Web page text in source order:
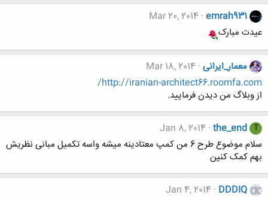
emrah931
Mar 20, 2014
عیدت مبارک
معمار_ایرانی Mar 18, 2014
http://iranian-architect66.roomfa.com/
از وبلاگ من دیدن فرمایید.
T
the_end
Jan 8, 2014
سلام موضوع طرح 6 من کمپ معتادینه میشه واسه تکمیل مبانی نظریش
بهم کمک کنین
DDDIQ
Jan 4, 2014